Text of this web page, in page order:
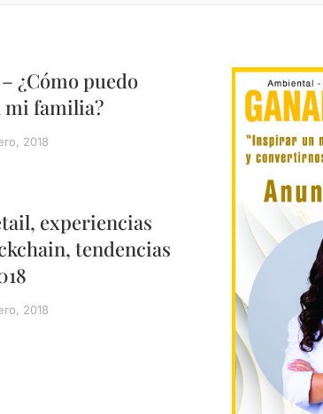
¿Cómo puedo
mi familia?
2018
experiencias
tendencias
2018